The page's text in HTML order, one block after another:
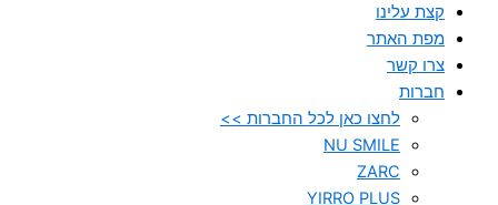
קצת עלינו
מפת האתר
צרו קשר
חברות
לחצו כאן לכל החברות >>
NU SMILE
ZARC
YIRRO PLUS